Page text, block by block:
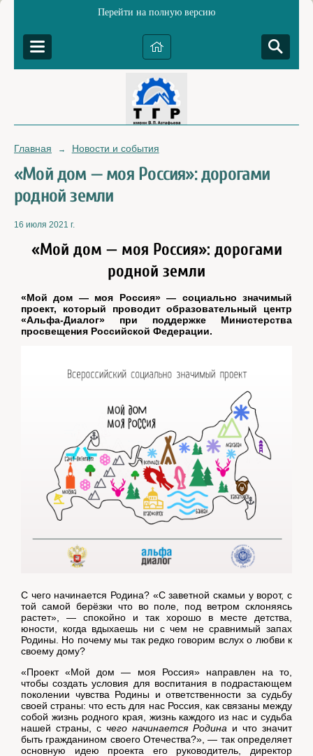
Перейти на полную версию
Главная → Новости и события
«Мой дом — моя Россия»: дорогами
родной земли
16 июля 2021 г.
«Мой дом — моя Россия»: дорогами
родной земли
«Мой дом — моя Россия» — социально значимый
проект, который проводит образовательный центр
«Альфа-Диалог» при поддержке Министерства
просвещения Российской Федерации.
С чего начинается Родина? «С заветной скамьи у ворот, с
той самой берёзки что во поле, под ветром склоняясь
растет», — спокойно и так хорошо в месте детства,
юности, когда вдыхаешь ни с чем не сравнимый запах
Родины. Но почему мы так редко говорим вслух о любви к
своему дому?
«Проект «Мой дом — моя Россия» направлен на то,
чтобы создать условия для воспитания в подрастающем
поколении чувства Родины и ответственности за судьбу
своей страны: что есть для нас Россия, как связаны между
собой жизнь родного края, жизнь каждого из нас и судьба
нашей страны, с чего начинается Родина и что значит
быть гражданином своего Отечества?», — так определяет
основную идею проекта его руководитель, директор